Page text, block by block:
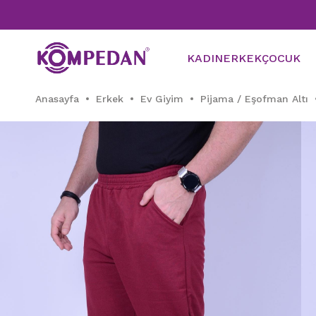
KADINERKEKÇOCUK
Anasayfa Erkek Ev Giyim Pijama / Eşofman Altı